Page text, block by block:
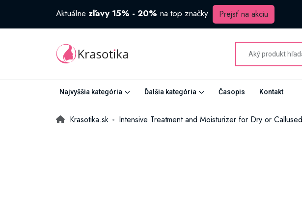
Aktuálne zľavy 15% - 20% na top značky Prejsť na akciu
Najvyššia kategória Ďalšia kategória Časopis Kontakt
Krasotika.sk Intensive Treatment and Moisturizer for Dry or